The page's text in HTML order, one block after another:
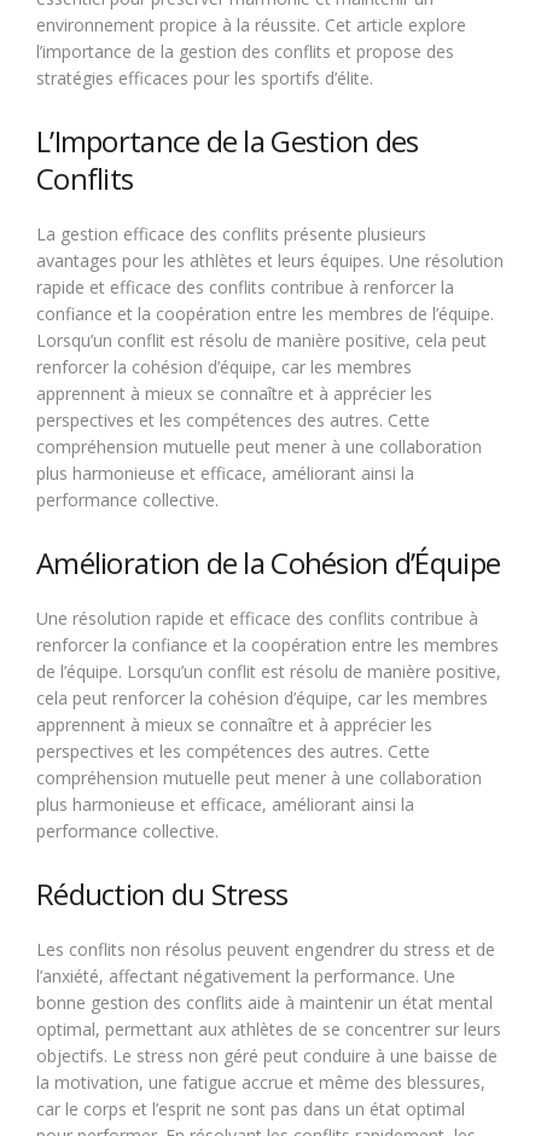
environnement propice à la réussite. Cet article explore
l’importance de la gestion des conflits et propose des
stratégies efficaces pour les sportifs d’élite.
L’Importance de la Gestion des
Conflits
La gestion efficace des conflits présente plusieurs
avantages pour les athlètes et leurs équipes. Une résolution
rapide et efficace des conflits contribue à renforcer la
confiance et la coopération entre les membres de l’équipe.
Lorsqu’un conflit est résolu de manière positive, cela peut
renforcer la cohésion d’équipe, car les membres
apprennent à mieux se connaître et à apprécier les
perspectives et les compétences des autres. Cette
compréhension mutuelle peut mener à une collaboration
plus harmonieuse et efficace, améliorant ainsi la
performance collective.
Amélioration de la Cohésion d’Équipe
Une résolution rapide et efficace des conflits contribue à
renforcer la confiance et la coopération entre les membres
de l’équipe. Lorsqu’un conflit est résolu de manière positive,
cela peut renforcer la cohésion d’équipe, car les membres
apprennent à mieux se connaître et à apprécier les
perspectives et les compétences des autres. Cette
compréhension mutuelle peut mener à une collaboration
plus harmonieuse et efficace, améliorant ainsi la
performance collective.
Réduction du Stress
Les conflits non résolus peuvent engendrer du stress et de
l’anxiété, affectant négativement la performance. Une
bonne gestion des conflits aide à maintenir un état mental
optimal, permettant aux athlètes de se concentrer sur leurs
objectifs. Le stress non géré peut conduire à une baisse de
la motivation, une fatigue accrue et même des blessures,
car le corps et l’esprit ne sont pas dans un état optimal